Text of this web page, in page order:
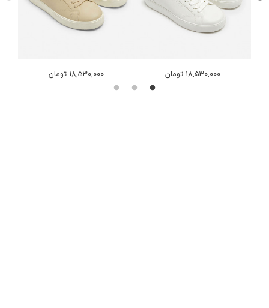
18,530,000 تومان 18,530,000 تومان